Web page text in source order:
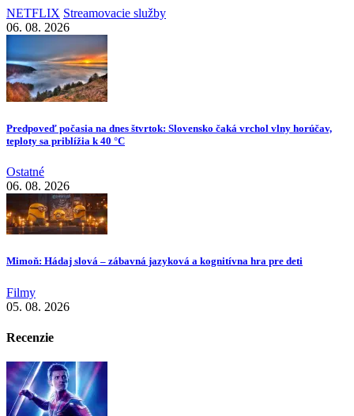
NETFLIX Streamovacie služby
06. 08. 2026
Predpoveď počasia na dnes štvrtok: Slovensko čaká vrchol vlny horúčav,
teploty sa priblížia k 40 °C
Ostatné
06. 08. 2026
Mimoň: Hádaj slová – zábavná jazyková a kognitívna hra pre deti
Filmy
05. 08. 2026
Recenzie